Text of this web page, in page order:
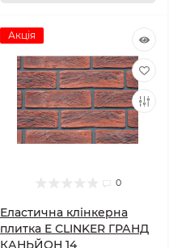
Акція
0
Еластична клінкерна
плитка E СLINKER ГРАНД
КАНЬЙОН 14